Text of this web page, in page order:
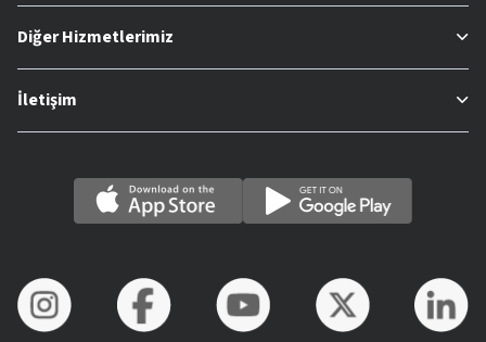
Diğer Hizmetlerimiz
İletişim